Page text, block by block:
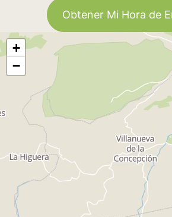
Obtener Mi Hora de
+
−